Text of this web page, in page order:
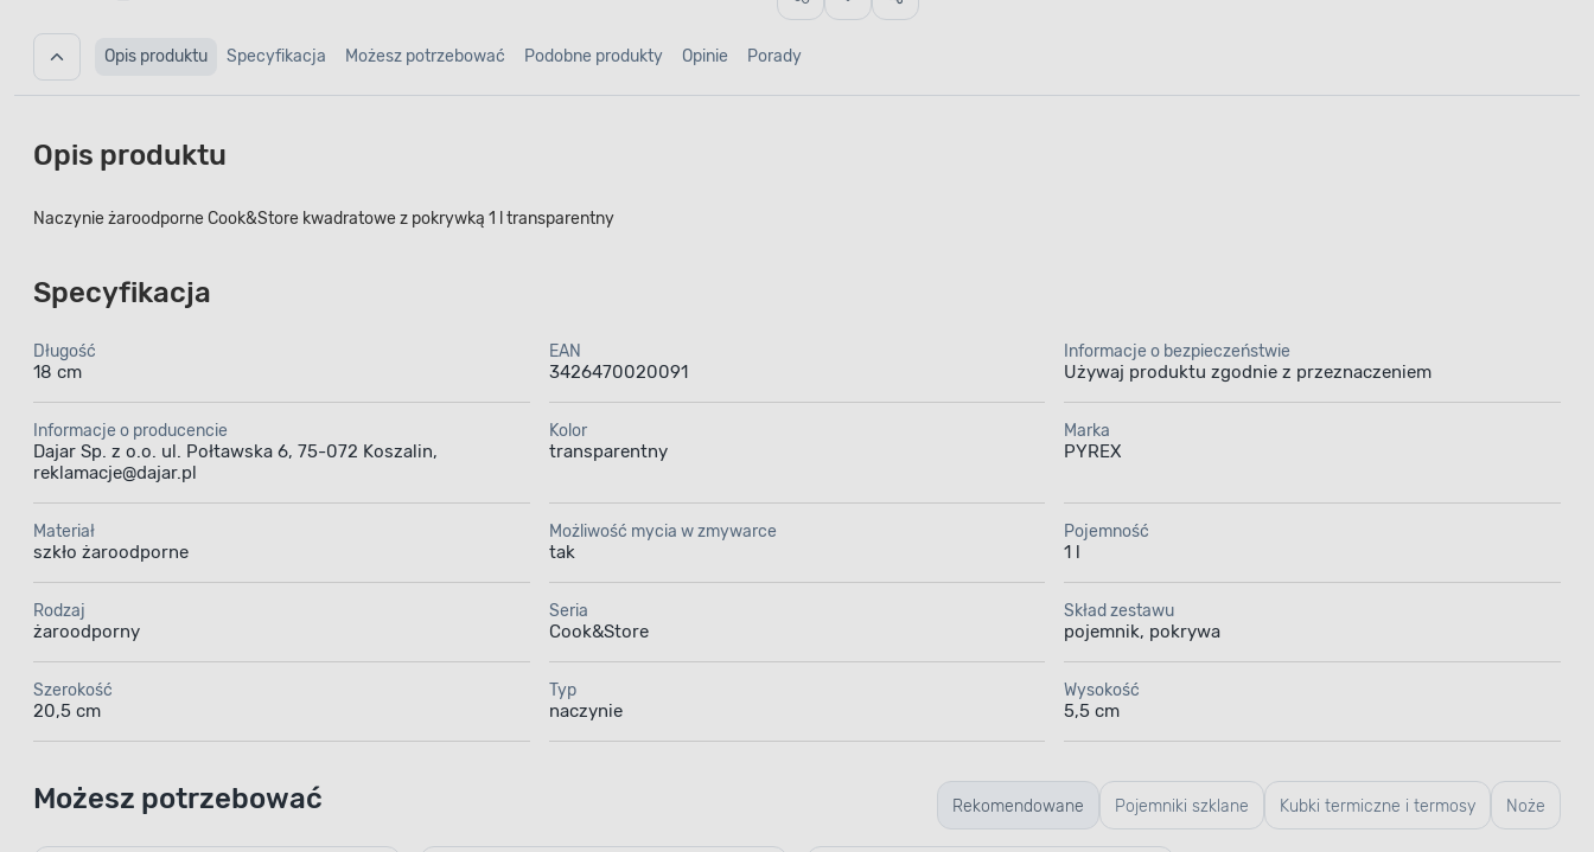
Opis produktu Specyfikacja Możesz potrzebować Podobne produkty Opinie Porady
Opis produktu
Naczynie żaroodporne Cook&Store kwadratowe z pokrywką 1 l transparentny
Specyfikacja
Długość
18 cm
EAN
3426470020091
Informacje o bezpieczeństwie
Używaj produktu zgodnie z przeznaczeniem
Informacje o producencie
Dajar Sp. z o.o. ul. Połtawska 6, 75-072 Koszalin,
reklamacje@dajar.pl
Kolor
transparentny
Marka
PYREX
Materiał
szkło żaroodporne
Możliwość mycia w zmywarce
tak
Pojemność
1 l
Rodzaj
żaroodporny
Seria
Cook&Store
Skład zestawu
pojemnik, pokrywa
Szerokość
20,5 cm
Typ
naczynie
Wysokość
5,5 cm
Rekomendowane Pojemniki szklane Kubki termiczne i termosy Noże
Możesz potrzebować